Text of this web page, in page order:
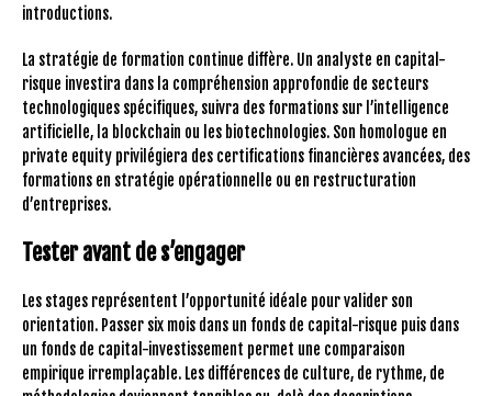
introductions.
La stratégie de formation continue diffère. Un analyste en capital-
risque investira dans la compréhension approfondie de secteurs
technologiques spécifiques, suivra des formations sur l’intelligence
artificielle, la blockchain ou les biotechnologies. Son homologue en
private equity privilégiera des certifications financières avancées, des
formations en stratégie opérationnelle ou en restructuration
d’entreprises.
Tester avant de s’engager
Les stages représentent l’opportunité idéale pour valider son
orientation. Passer six mois dans un fonds de capital-risque puis dans
un fonds de capital-investissement permet une comparaison
empirique irremplaçable. Les différences de culture, de rythme, de